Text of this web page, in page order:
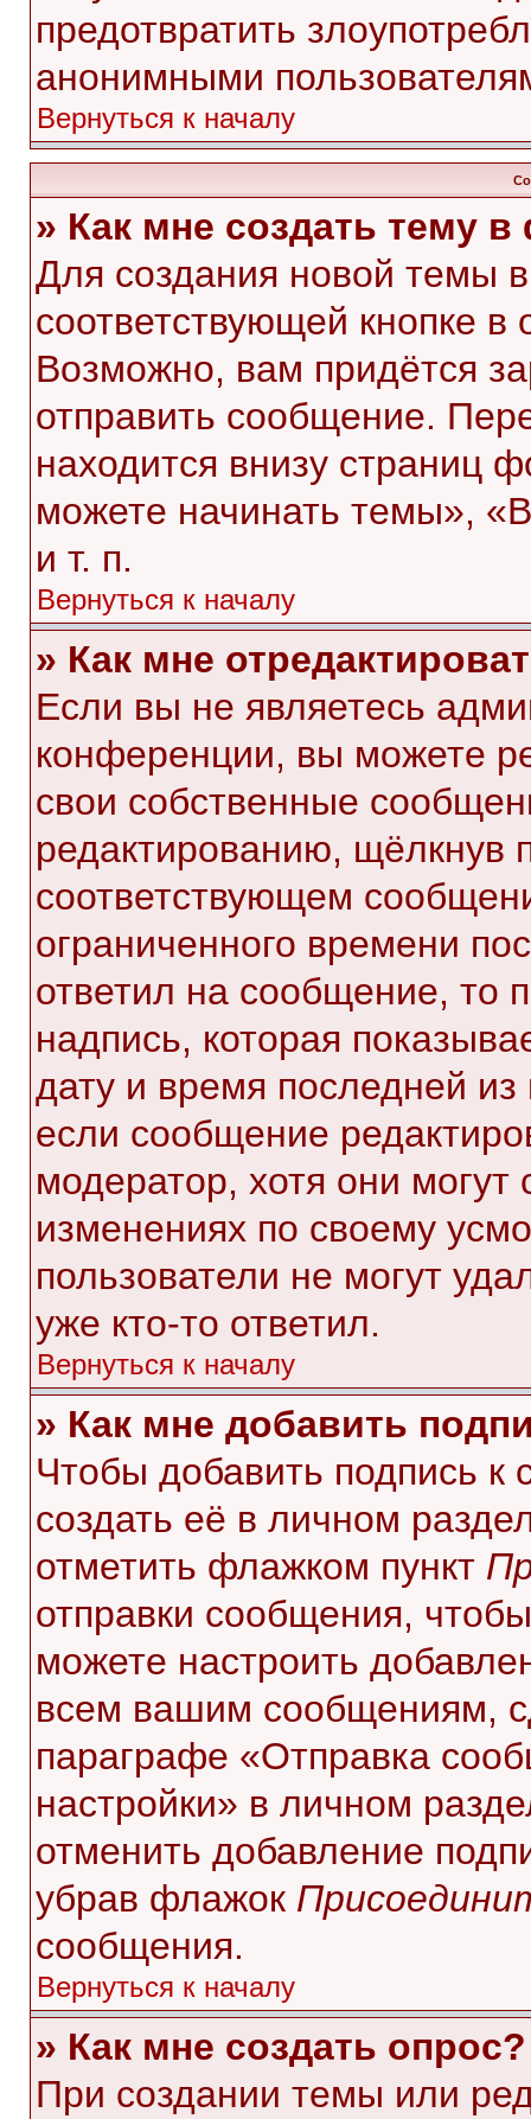
предотвратить
анонимными
Вернуться к началу
» Как мне создать тему
Для создания новой темы
соответствующей кнопке
Возможно, вам придётся
отправить сообщение.
находится внизу
можете начинать темы»,
и т. п.
Вернуться к началу
» Как мне
Если вы не являетесь
конференции, вы можете
свои собственные
редактированию, щёлкнув
соответствующем
ограниченного времени
ответил на сообщение, то
надпись, которая
дату и время последней
если сообщение
модератор, хотя они
изменениях по своему
пользователи не могут
уже кто-то ответил.
Вернуться к началу
» Как мне добавить
Чтобы добавить подпись
создать её в личном
отметить флажком пункт
отправки сообщения,
можете настроить
всем вашим сообщениям,
параграфе «Отправка
настройки» в личном
отменить добавление
убрав флажок
сообщения.
Вернуться к началу
» Как мне создать опрос?
При создании темы или